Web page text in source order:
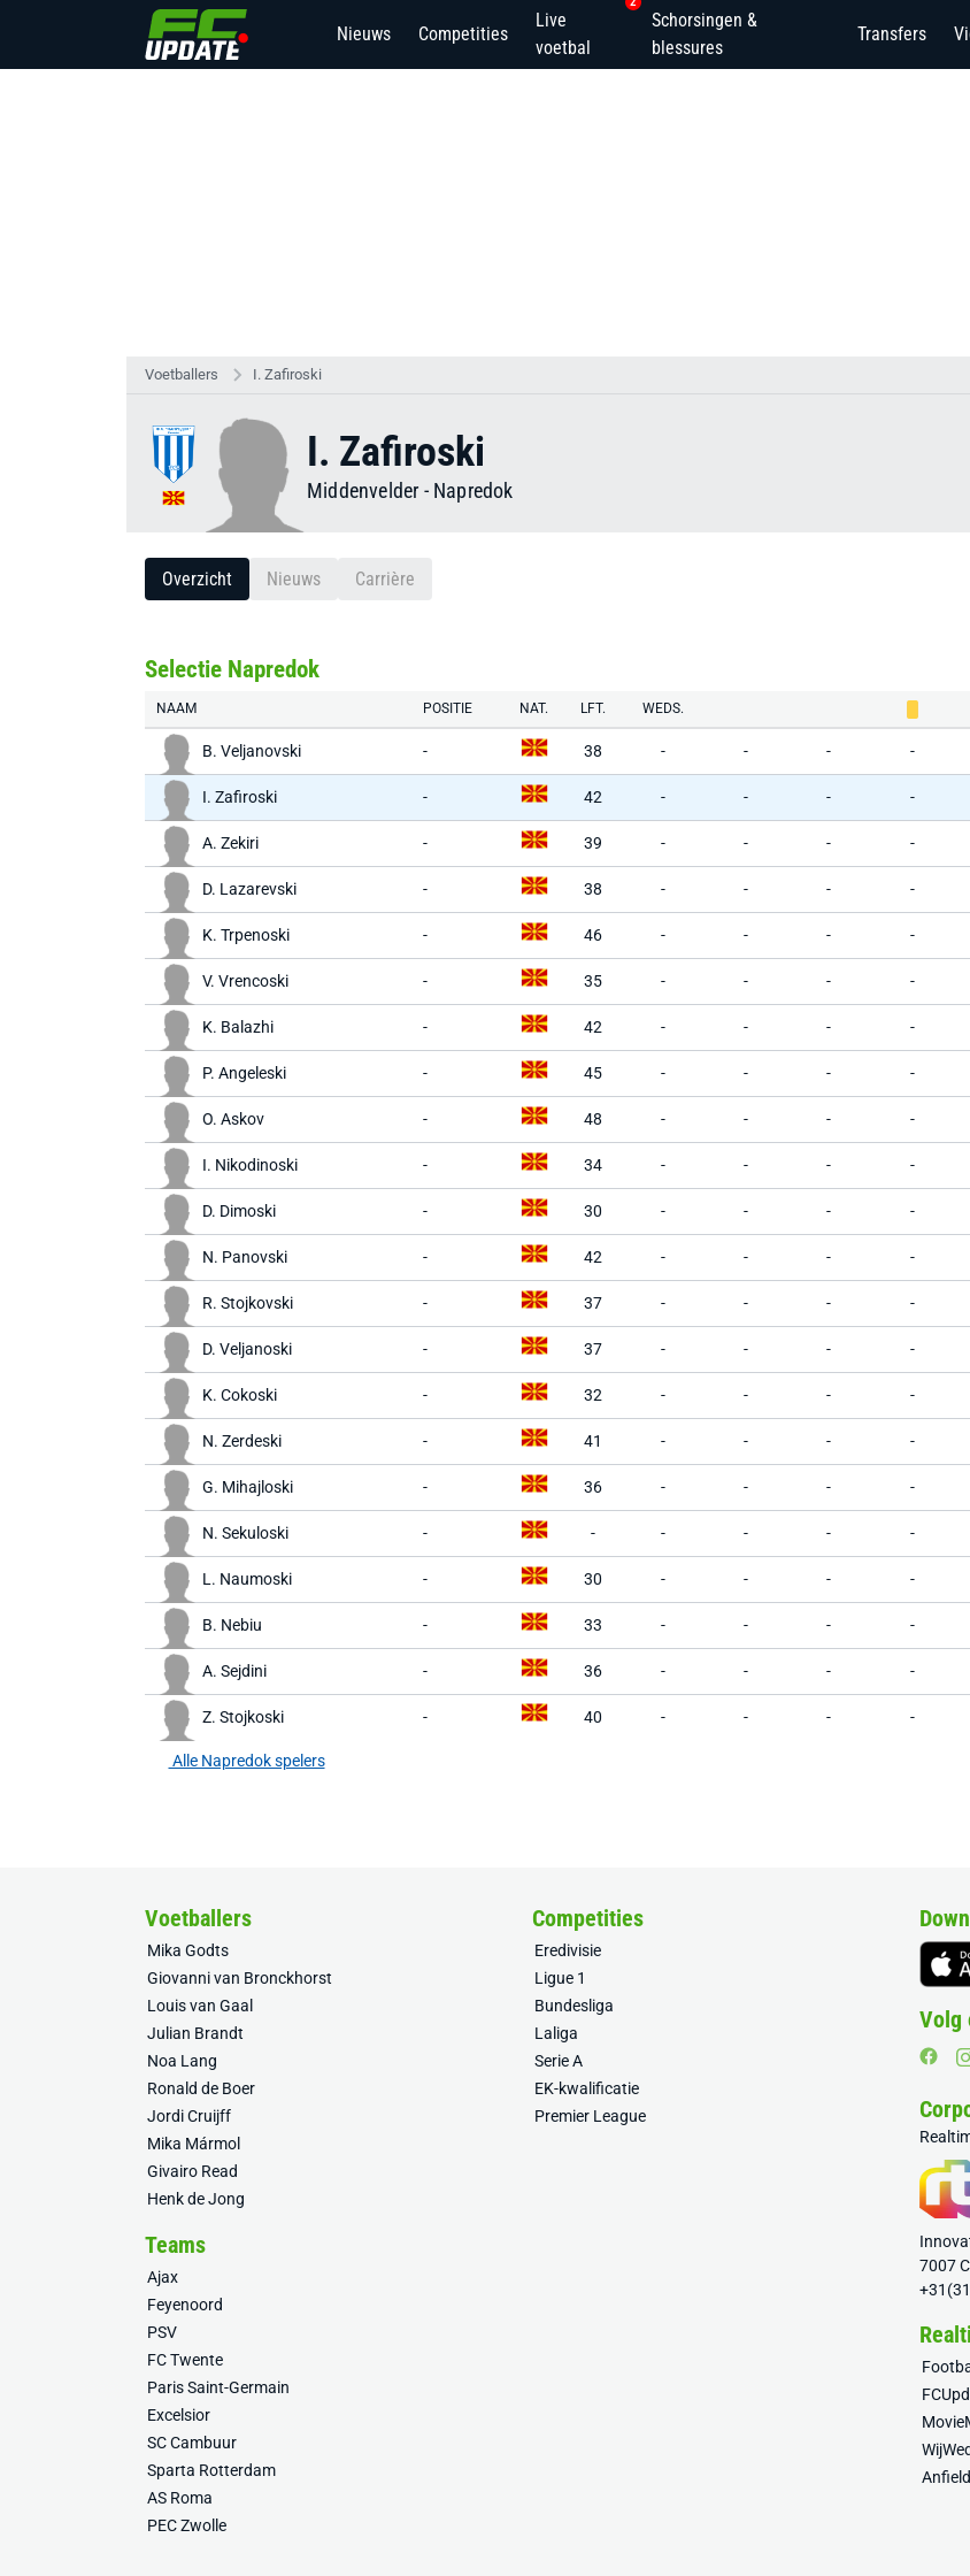
Nieuws Competities
Live
voetbal
Schorsingen &
blessures
Transfers
Voetballers I. Zafiroski
I. Zafiroski
Middenvelder - Napredok
Overzicht Nieuws Carrière
Selectie Napredok
NAAM POSITIE NAT. LFT. WEDS.
B. Veljanovski - 38 - - - -
I. Zafiroski - 42 - - - -
A. Zekiri - 39 - - - -
D. Lazarevski - 38 - - - -
K. Trpenoski - 46 - - - -
V. Vrencoski - 35 - - - -
K. Balazhi - 42 - - - -
P. Angeleski - 45 - - - -
O. Askov - 48 - - - -
I. Nikodinoski - 34 - - - -
D. Dimoski - 30 - - - -
N. Panovski - 42 - - - -
R. Stojkovski - 37 - - - -
D. Veljanoski - 37 - - - -
K. Cokoski - 32 - - - -
N. Zerdeski - 41 - - - -
G. Mihajloski - 36 - - - -
N. Sekuloski - - - - - -
L. Naumoski - 30 - - - -
B. Nebiu - 33 - - - -
A. Sejdini - 36 - - - -
Z. Stojkoski - 40 - - - -
Alle Napredok spelers
Voetballers
Mika Godts
Giovanni van Bronckhorst
Louis van Gaal
Julian Brandt
Noa Lang
Ronald de Boer
Jordi Cruijff
Mika Mármol
Givairo Read
Henk de Jong
Competities
Eredivisie
Ligue 1
Bundesliga
Laliga
Serie A
EK-kwalificatie
Premier League
Teams
Ajax
Feyenoord
PSV
FC Twente
Paris Saint-Germain
Excelsior
SC Cambuur
Sparta Rotterdam
AS Roma
PEC Zwolle
Volg
7007